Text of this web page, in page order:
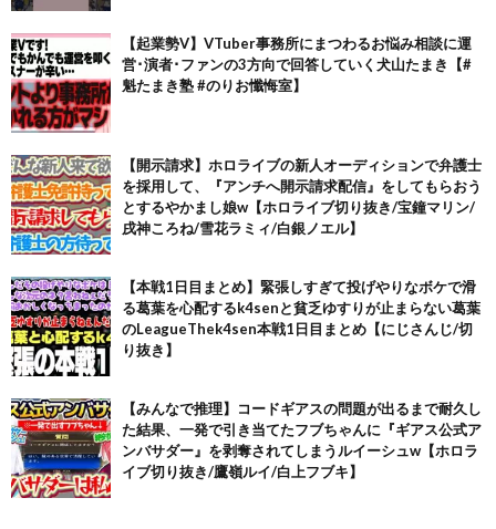
【起業勢V】VTuber事務所にまつわるお悩み相談に運
営･演者･ファンの3方向で回答していく犬山たまき【#
魁たまき塾 #のりお懺悔室】
【開示請求】ホロライブの新人オーディションで弁護士
を採用して、『アンチへ開示請求配信』をしてもらおう
とするやかまし娘w【ホロライブ切り抜き/宝鐘マリン/
戌神ころね/雪花ラミィ/白銀ノエル】
【本戦1日目まとめ】緊張しすぎて投げやりなボケで滑
る葛葉を心配するk4senと貧乏ゆすりが止まらない葛葉
のLeagueThek4sen本戦1日目まとめ【にじさんじ/切
り抜き】
【みんなで推理】コードギアスの問題が出るまで耐久し
た結果、一発で引き当てたフブちゃんに『ギアス公式ア
ンバサダー』を剥奪されてしまうルイーシュw【ホロラ
イブ切り抜き/鷹嶺ルイ/白上フブキ】